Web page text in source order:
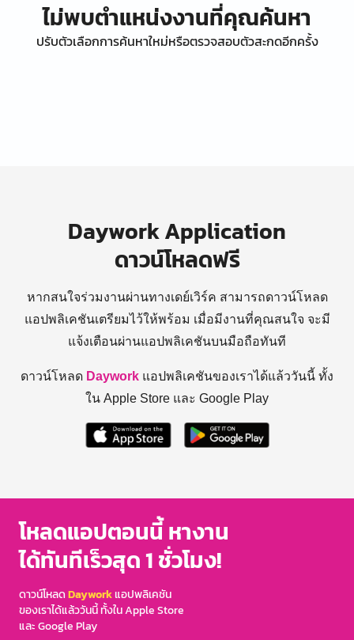
ไม่พบตำแหน่งงานที่คุณค้นหา
ปรับตัวเลือกการค้นหาใหม่หรือตรวจสอบตัวสะกดอีกครั้ง
Daywork Application
ดาวน์โหลดฟรี
หากสนใจร่วมงานผ่านทางเดย์เวิร์ค สามารถดาวน์โหลด
แอปพลิเคชันเตรียมไว้ให้พร้อม เมื่อมีงานที่คุณสนใจ จะมี
แจ้งเตือนผ่านแอปพลิเคชันบนมือถือทันที
ดาวน์โหลด Daywork แอปพลิเคชันของเราได้แล้ววันนี้ ทั้ง
ใน Apple Store และ Google Play
โหลดแอปตอนนี้ หางาน
ได้ทันทีเร็วสุด 1 ชั่วโมง!
ดาวน์โหลดDayworkแอปพลิเคชัน
ของเราได้แล้ววันนี้ ทั้งใน Apple Store
และ Google Play